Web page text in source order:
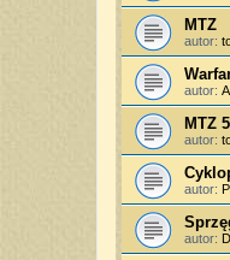
MTZ
autor:
autor:
MTZ 5
autor:
autor:
autor: